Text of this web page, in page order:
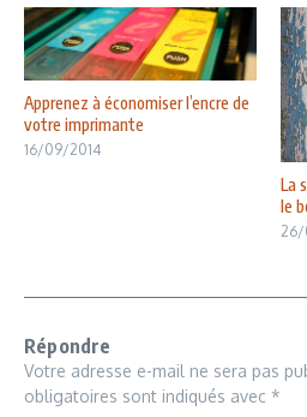
Apprenez à économiser l’encre de
votre imprimante
16/09/2014
La
le
Répondre
Votre adresse e-mail ne sera pas
obligatoires sont indiqués avec *